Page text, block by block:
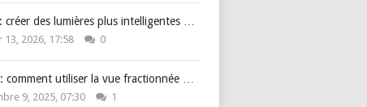
créer des lumières plus intelligentes …
13, 2026, 17:58 0
comment utiliser la vue fractionnée …
9, 2025, 07:30 1